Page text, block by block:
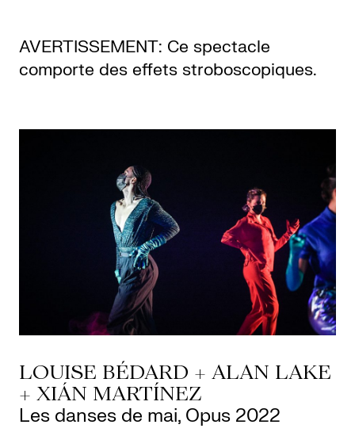
AVERTISSEMENT: Ce spectacle
comporte des effets stroboscopiques.
LOUISE BÉDARD + ALAN LAKE
+ XIÁN MARTÍNEZ
Les danses de mai, Opus 2022